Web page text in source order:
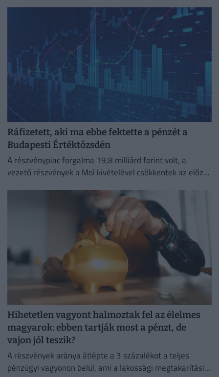
Ráfizetett, aki ma ebbe fektette a pénzét a
Budapesti Értéktőzsdén
A részvénypiac forgalma 19,8 milliárd forint volt, a
vezető részvények a Mol kivételével csökkentek az előző
Hihetetlen vagyont halmoztak fel az élelmes
magyarok: ebben tartják most a pénzt, de
vajon jól teszik?
A részvények aránya átlépte a 3 százalékot a teljes
pénzügyi vagyonon belül, ami a lakossági megtakarítási